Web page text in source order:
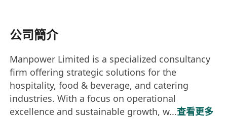
公司簡介
Manpower Limited is a specialized consultancy
firm offering strategic solutions for the
hospitality, food & beverage, and catering
industries. With a focus on operational
excellence and sustainable growth, w...查看更多